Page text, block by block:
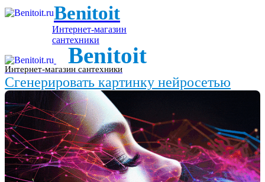
Benitoit
Интернет-магазин
сантехники
Benitoit
Интернет-магазин сантехники
Сгенерировать картинку нейросетью